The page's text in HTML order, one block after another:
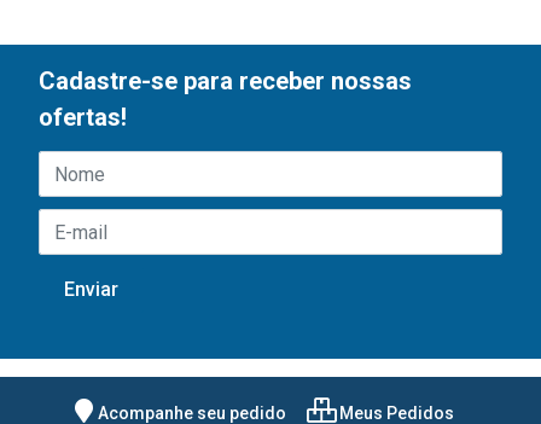
Cadastre-se para receber nossas
ofertas!
Acompanhe seu pedido Meus Pedidos